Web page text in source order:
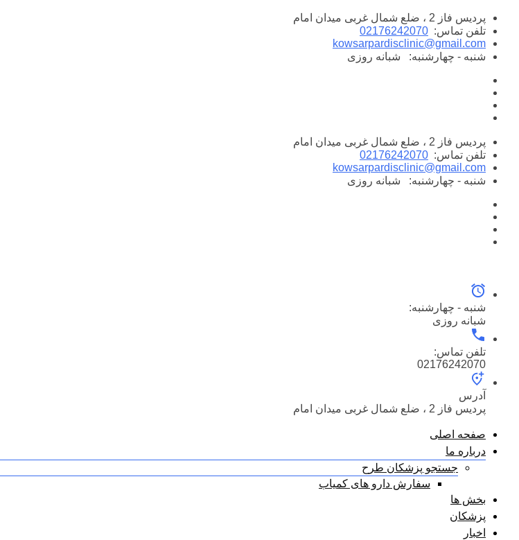
پرش
محتوا
پردیس فاز 2 ، ضلع شمال غربی میدان امام
تلفن تماس: 02176242070
kowsarpardisclinic@gmail.com
شنبه - چهارشنبه:
شبانه روزی
پردیس فاز 2 ، ضلع شمال غربی میدان امام
تلفن تماس: 02176242070
kowsarpardisclinic@gmail.com
شنبه - چهارشنبه:
شبانه روزی
شنبه - چهارشنبه:
شبانه روزی
تلفن تماس:
02176242070
آدرس
پردیس فاز 2 ، ضلع شمال غربی میدان امام
صفحه اصلی
درباره ما
جستجو پزشکان طرح
سفارش دارو های کمیاب
بخش ها
پزشکان
اخبار